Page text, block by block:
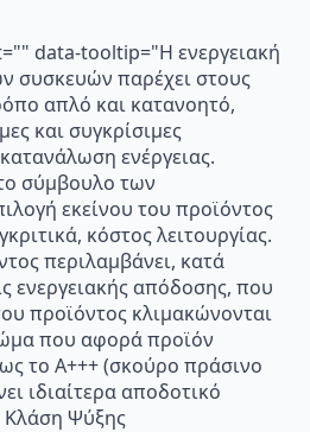
data-tooltip="Η ενεργειακή
συσκευών παρέχει στους
απλό και κατανοητό,
και συγκρίσιμες
ενέργειας.
σύμβουλο των
εκείνου του προϊόντος
κόστος λειτουργίας.
περιλαμβάνει, κατά
ενεργειακής απόδοσης, που
προϊόντος κλιμακώνονται
που αφορά προϊόν
το Α+++ (σκούρο πράσινο
ιδιαίτερα αποδοτικό
Κλάση Ψύξης